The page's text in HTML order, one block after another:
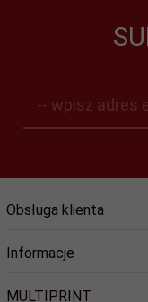
-- wpisz adres
Obsługa klienta
Informacje
MULTIPRINT